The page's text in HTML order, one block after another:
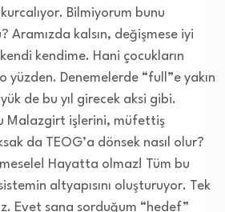
Bilmiyorum bunu
Aramızda kalsın, değişmese iyi
kendime. Hani çocukların
yüzden. Denemelerde “full”e yakın
de bu yıl girecek aksi gibi.
Malazgirt işlerini, müfettiş
da TEOG’a dönsek nasıl olur?
Hayatta olmaz! Tüm bu
altyapısını oluşturuyor. Tek
Evet sana sorduğum “hedef”